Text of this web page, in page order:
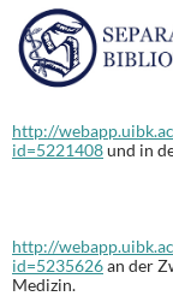
http://
id=5221408und in
http://
id=5235626an der
Medizin.